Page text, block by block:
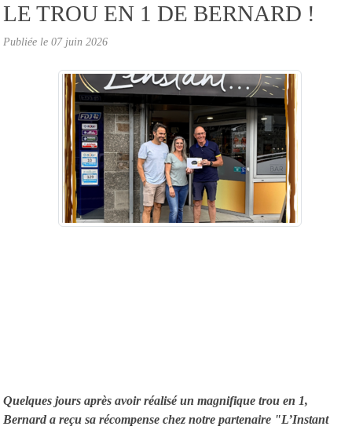
LE TROU EN 1 DE BERNARD !
Publiée le 07 juin 2026
Quelques jours après avoir réalisé un magnifique trou en 1,
Bernard a reçu sa récompense chez notre partenaire "L’Instant